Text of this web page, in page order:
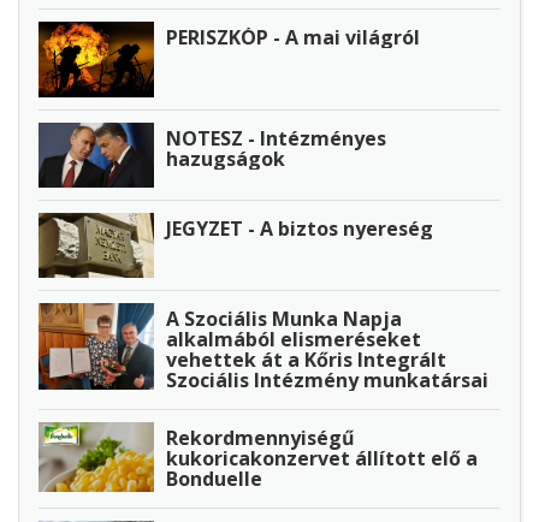
PERISZKÓP - A mai világról
NOTESZ - Intézményes
hazugságok
JEGYZET - A biztos nyereség
A Szociális Munka Napja
alkalmából elismeréseket
vehettek át a Kőris Integrált
Szociális Intézmény munkatársai
Rekordmennyiségű
kukoricakonzervet állított elő a
Bonduelle